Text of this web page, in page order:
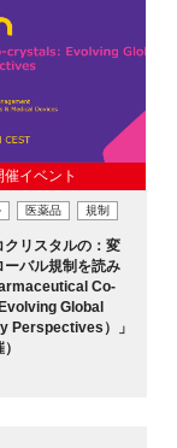
イベント
医薬品 規制
クリスタルの：変
ーバル規制を読み
Co-
Global
Perspectives）」